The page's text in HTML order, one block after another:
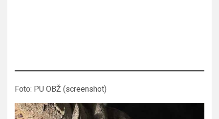
Foto: PU OBŽ (screenshot)